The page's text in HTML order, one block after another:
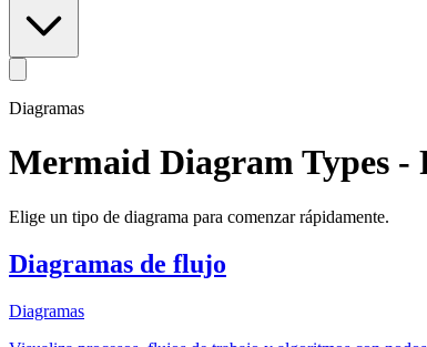
Diagramas
Mermaid Diagram Types -
Elige un tipo de diagrama para comenzar rápidamente.
Diagramas de flujo
Diagramas